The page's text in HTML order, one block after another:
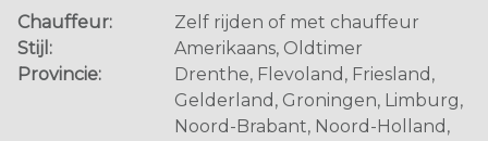
Chauffeur:
Zelf rijden of met chauffeur
Stijl:
Amerikaans, Oldtimer
Provincie:
Drenthe, Flevoland, Friesland,
Gelderland, Groningen, Limburg,
Noord-Brabant, Noord-Holland,